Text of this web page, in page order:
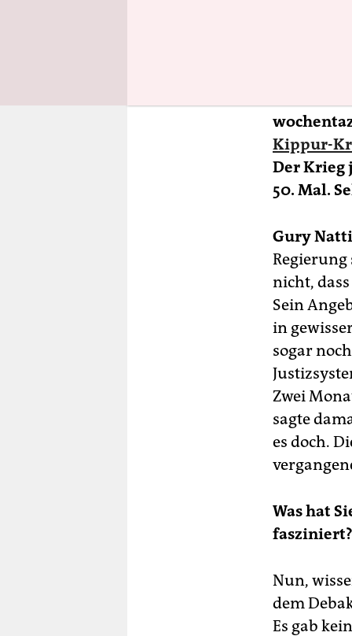
Kippur-
Der Krieg
50. Mal.
Gury
nicht,
Sein
in
sogar
Zwei
sagte
es doch.
Was hat
fasziniert?
Nun,
dem
Es gab